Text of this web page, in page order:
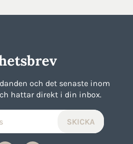
och det senaste inom
hattar direkt i din inbox.